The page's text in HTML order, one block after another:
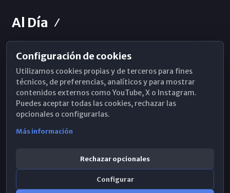
Al Día
Horarios de Misa
Hemeroteca
WhatsApp
Configuración de cookies
Utilizamos cookies propias y de terceros para fines
técnicos, de preferencias, analíticos y para mostrar
contenidos externos como YouTube, X o Instagram.
Puedes aceptar todas las cookies, rechazar las
opcionales o configurarlas.
Más información
Rechazar opcionales
Configurar